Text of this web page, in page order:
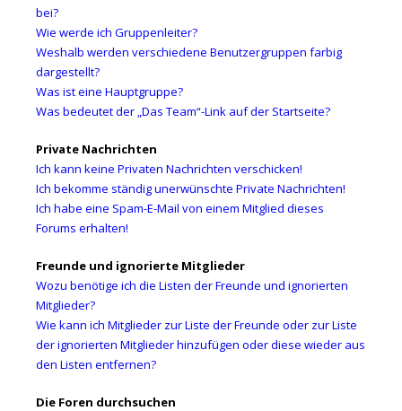
bei?
Wie werde ich Gruppenleiter?
Weshalb werden verschiedene Benutzergruppen farbig
dargestellt?
Was ist eine Hauptgruppe?
Was bedeutet der „Das Team“-Link auf der Startseite?
Private Nachrichten
Ich kann keine Privaten Nachrichten verschicken!
Ich bekomme ständig unerwünschte Private Nachrichten!
Ich habe eine Spam-E-Mail von einem Mitglied dieses
Forums erhalten!
Freunde und ignorierte Mitglieder
Wozu benötige ich die Listen der Freunde und ignorierten
Mitglieder?
Wie kann ich Mitglieder zur Liste der Freunde oder zur Liste
der ignorierten Mitglieder hinzufügen oder diese wieder aus
den Listen entfernen?
Die Foren durchsuchen